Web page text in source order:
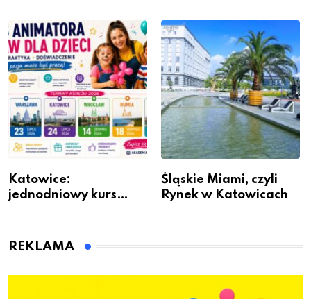
Katowice:
jednodniowy kurs
dzieci
Śląskie Miami, czyli
Rynek w Katowicach
REKLAMA